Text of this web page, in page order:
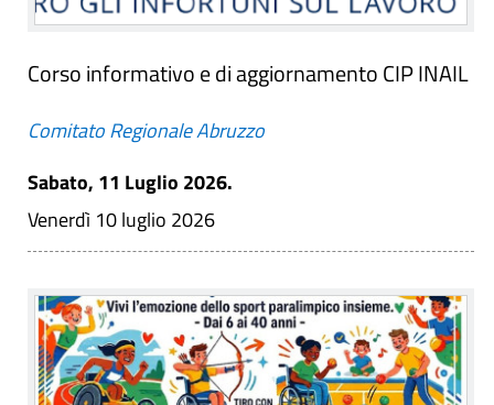
Corso informativo e di aggiornamento CIP INAIL
Comitato Regionale Abruzzo
Sabato, 11 Luglio 2026.
Venerdì 10 luglio 2026